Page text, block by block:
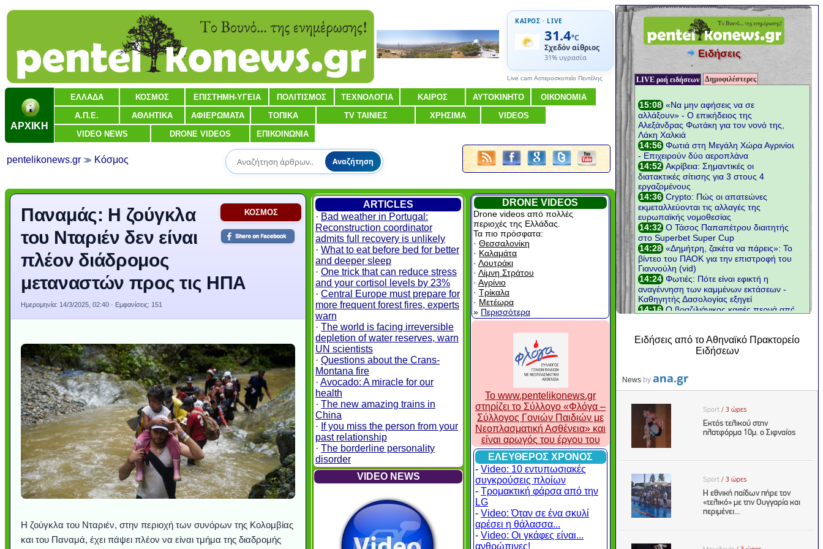
ΚΑΙΡΟΣ · LIVE
31.4°C
Σχεδόν αίθριος
31% υγρασία
Live cam Αστεροσκοπείο Πεντέλης
ΑΡΧΙΚΗ
ΕΛΛΑΔΑ ΚΟΣΜΟΣ ΕΠΙΣΤΗΜΗ-ΥΓΕΙΑ ΠΟΛΙΤΙΣΜΟΣ ΤΕΧΝΟΛΟΓΙΑ ΚΑΙΡΟΣ ΑΥΤΟΚΙΝΗΤΟ ΟΙΚΟΝΟΜΙΑ
Α.Π.Ε. ΑΘΛΗΤΙΚΑ ΑΦΙΕΡΩΜΑΤΑ ΤΟΠΙΚΑ TV ΤΑΙΝΙΕΣ ΧΡΗΣΙΜΑ VIDEOS
VIDEO NEWS DRONE VIDEOS ΕΠΙΚΟΙΝΩΝΙΑ
pentelikonews.gr Κόσμος Αναζήτηση
ΚΟΣΜΟΣ
Παναμάς: Η ζούγκλα
του Νταριέν δεν είναι
πλέον διάδρομος
μεταναστών προς τις ΗΠΑ
Ημερομηνία: 14/3/2025, 02:40 · Εμφανίσεις: 151
Η ζούγκλα του Νταριέν, στην περιοχή των συνόρων της Κολομβίας
και του Παναμά, έχει πάψει πλέον να είναι τμήμα της διαδρομής
ARTICLES
· Bad weather in Portugal:
Reconstruction coordinator
admits full recovery is unlikely
· What to eat before bed for better
and deeper sleep
· One trick that can reduce stress
and your cortisol levels by 23%
· Central Europe must prepare for
more frequent forest fires, experts
warn
· The world is facing irreversible
depletion of water reserves, warn
UN scientists
· Questions about the Crans-
Montana fire
· Avocado: A miracle for our
health
· The new amazing trains in
China
· If you miss the person from your
past relationship
· The borderline personality
disorder
VIDEO NEWS
DRONE VIDEOS
Drone videos από πολλές
περιοχές της Ελλάδας.
Τα πιο πρόσφατα:
· Θεσσαλονίκη
· Καλαμάτα
· Λουτράκι
· Λίμνη Στράτου
· Αγρίνιο
· Τρίκαλα
· Μετέωρα
» Περισσότερα
To www.pentelikonews.gr
στηρίζει το Σύλλογο «Φλόγα –
Σύλλογος Γονιών Παιδιών με
Νεοπλασματική Ασθένεια» και
είναι αρωγός του έργου του
ΕΛΕΥΘΕΡΟΣ ΧΡΟΝΟΣ
- Video: 10 εντυπωσιακές
συγκρούσεις πλοίων
- Τρομακτική φάρσα από την
LG
- Video: Όταν σε ένα σκυλί
αρέσει η θάλασσα...
- Video: Οι γκάφες είναι...
ανθρώπινες!
Ειδήσεις
LIVE ροή ειδήσεων Δημοφιλέστερες
Ειδήσεις από το Αθηναϊκό Πρακτορείο
Ειδήσεων